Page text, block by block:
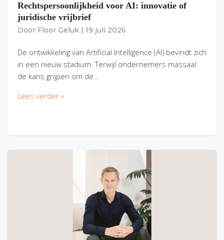
Rechtspersoonlijkheid voor AI: innovatie of
juridische vrijbrief
Door Floor Geluk 19 juli 2026
De ontwikkeling van Artificial Intelligence (AI) bevindt zich
in een nieuw stadium. Terwijl ondernemers massaal
de kans grijpen om de…
Lees verder »